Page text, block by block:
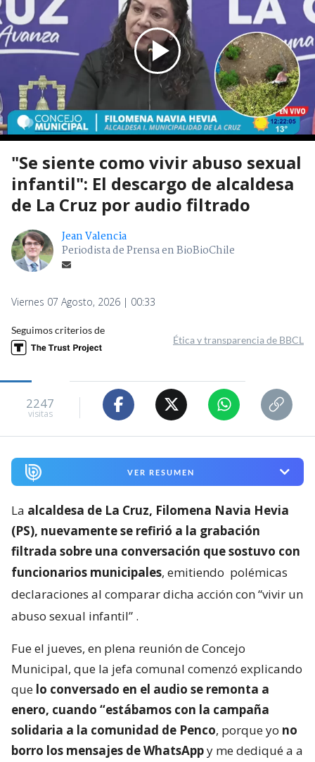
"Se siente como vivir abuso sexual
infantil": El descargo de alcaldesa
de La Cruz por audio filtrado
Jean Valencia
Periodista de Prensa en BioBioChile
Viernes 07 Agosto, 2026 | 00:33
Seguimos criterios de
Ética y transparencia de BBCL
2247
visitas
VER RESUMEN
La alcaldesa de La Cruz, Filomena Navia Hevia
(PS), nuevamente se refirió a la grabación
filtrada sobre una conversación que sostuvo con
funcionarios municipales, emitiendo polémicas
declaraciones al comparar dicha acción con “vivir un
abuso sexual infantil” .
Fue el jueves, en plena reunión de Concejo
Municipal, que la jefa comunal comenzó explicando
que lo conversado en el audio se remonta a
enero, cuando “estábamos con la campaña
solidaria a la comunidad de Penco, porque yo no
borro los mensajes de WhatsAppy me dediqué a a